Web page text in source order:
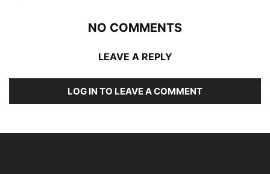
NO COMMENTS
LEAVE A REPLY
LOG IN TO LEAVE A COMMENT